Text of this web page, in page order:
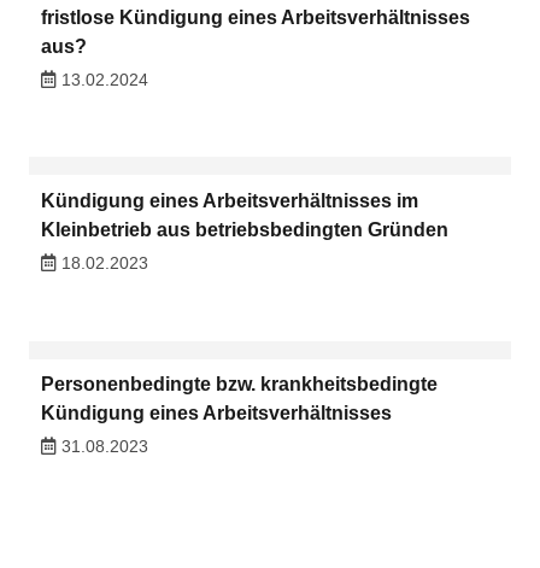
fristlose Kündigung eines Arbeitsverhältnisses
aus?
13.02.2024
Kündigung eines Arbeitsverhältnisses im
Kleinbetrieb aus betriebsbedingten Gründen
18.02.2023
Personenbedingte bzw. krankheitsbedingte
Kündigung eines Arbeitsverhältnisses
31.08.2023